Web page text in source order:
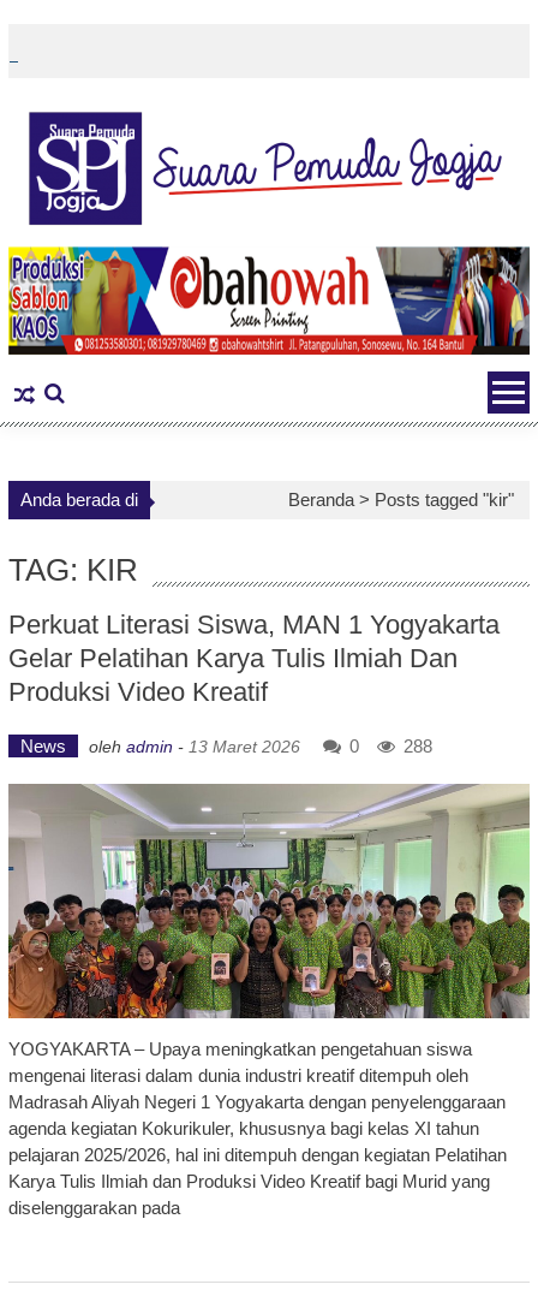
content
Anda berada di Beranda > Posts tagged "kir"
TAG: KIR
Perkuat Literasi Siswa, MAN 1 Yogyakarta
Gelar Pelatihan Karya Tulis Ilmiah Dan
Produksi Video Kreatif
News oleh admin - 13 Maret 2026 0 288
YOGYAKARTA – Upaya meningkatkan pengetahuan siswa
mengenai literasi dalam dunia industri kreatif ditempuh oleh
Madrasah Aliyah Negeri 1 Yogyakarta dengan penyelenggaraan
agenda kegiatan Kokurikuler, khususnya bagi kelas XI tahun
pelajaran 2025/2026, hal ini ditempuh dengan kegiatan Pelatihan
Karya Tulis Ilmiah dan Produksi Video Kreatif bagi Murid yang
diselenggarakan pada